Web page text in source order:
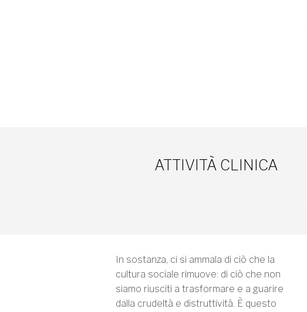
ATTIVITÀ CLINICA
In sostanza, ci si ammala di ciò che la
cultura sociale rimuove: di ciò che non
siamo riusciti a trasformare e a guarire
dalla crudeltà e distruttività. È questo